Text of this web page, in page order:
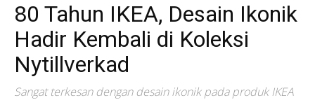
80 Tahun IKEA, Desain Ikonik
Hadir Kembali di Koleksi
Nytillverkad
Sangat terkesan dengan desain ikonik pada produk IKEA